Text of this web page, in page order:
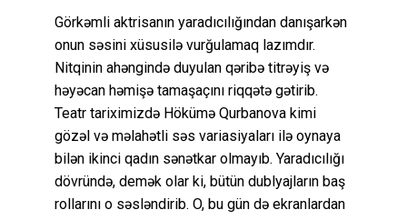
Görkəmli aktrisanın yaradıcılığından danışarkən
onun səsini xüsusilə vurğulamaq lazımdır.
Nitqinin ahəngində duyulan qəribə titrəyiş və
həyəcan həmişə tamaşaçını riqqətə gətirib.
Teatr tariximizdə Hökümə Qurbanova kimi
gözəl və məlahətli səs variasiyaları ilə oynaya
bilən ikinci qadın sənətkar olmayıb. Yaradıcılığı
dövründə, demək olar ki, bütün dublyajların baş
rollarını o səsləndirib. O, bu gün də ekranlardan